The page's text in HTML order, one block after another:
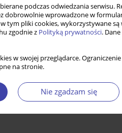
podczas odwiedzania serwisu.
dobrowolnie wprowadzone w
tym pliki cookies, wykorzystywane
zgodnie z Polityką prywatności.
w swojej przeglądarce.
na stronie.
Nie zgadzam się